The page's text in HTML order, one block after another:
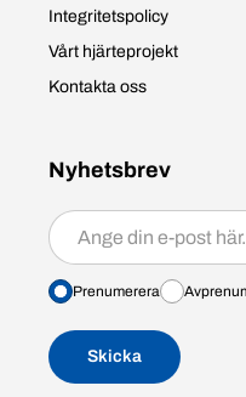
Integritetspolicy
Vårt hjärteprojekt
Kontakta oss
Nyhetsbrev
Prenumerera/
Prenumerera
Skicka